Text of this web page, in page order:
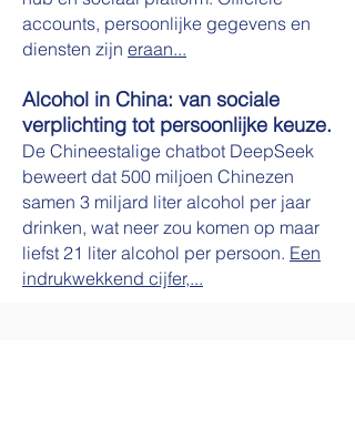
accounts, persoonlijke gegevens en
diensten zijn eraan...
Alcohol in China: van sociale
verplichting tot persoonlijke keuze.
De Chineestalige chatbot DeepSeek
beweert dat 500 miljoen Chinezen
samen 3 miljard liter alcohol per jaar
drinken, wat neer zou komen op maar
liefst 21 liter alcohol per persoon. Een
indrukwekkend cijfer,...